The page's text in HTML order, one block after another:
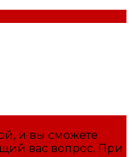
и вы сможете
вас вопрос. При